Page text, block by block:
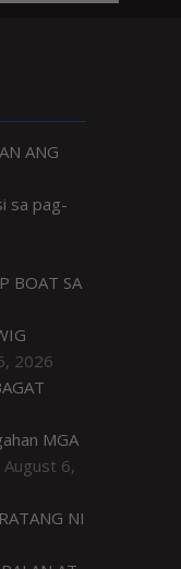
ANG
sa pag-
BOAT SA
2026
MGA
August 6,
NI